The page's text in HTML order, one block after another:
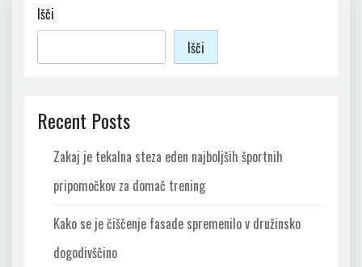
Išči
Išči
Recent Posts
Zakaj je tekalna steza eden najboljših športnih
pripomočkov za domač trening
Kako se je čiščenje fasade spremenilo v družinsko
dogodivščino